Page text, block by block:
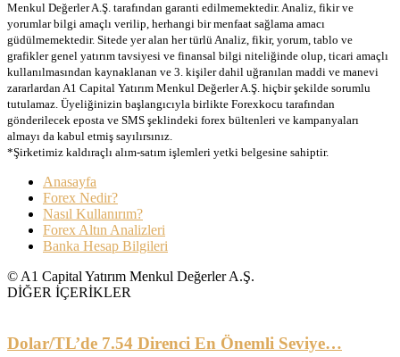
Menkul Değerler A.Ş. tarafından garanti edilmemektedir. Analiz, fikir ve
yorumlar bilgi amaçlı verilip, herhangi bir menfaat sağlama amacı
güdülmemektedir. Sitede yer alan her türlü Analiz, fikir, yorum, tablo ve
grafikler genel yatırım tavsiyesi ve finansal bilgi niteliğinde olup, ticari amaçlı
kullanılmasından kaynaklanan ve 3. kişiler dahil uğranılan maddi ve manevi
zararlardan A1 Capital Yatırım Menkul Değerler A.Ş. hiçbir şekilde sorumlu
tutulamaz. Üyeliğinizin başlangıcıyla birlikte Forexkocu tarafından
gönderilecek eposta ve SMS şeklindeki forex bültenleri ve kampanyaları
almayı da kabul etmiş sayılırsınız.
*Şirketimiz kaldıraçlı alım-satım işlemleri yetki belgesine sahiptir.
Anasayfa
Forex Nedir?
Nasıl Kullanırım?
Forex Altın Analizleri
Banka Hesap Bilgileri
© A1 Capital Yatırım Menkul Değerler A.Ş.
DİĞER İÇERİKLER
Dolar/TL’de 7.54 Direnci En Önemli Seviye…